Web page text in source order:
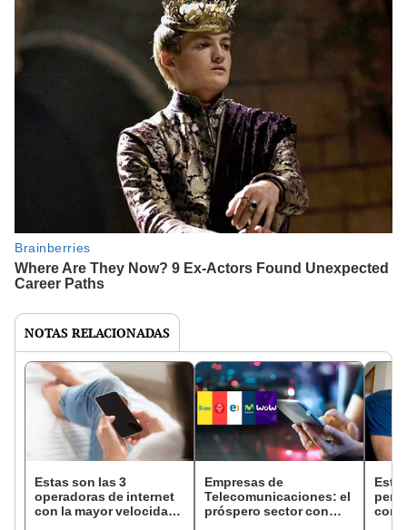
NOTAS RELACIONADAS
Estas son las 3
operadoras de internet
con la mayor velocidad
Empresas de
Telecomunicaciones: el
próspero sector con